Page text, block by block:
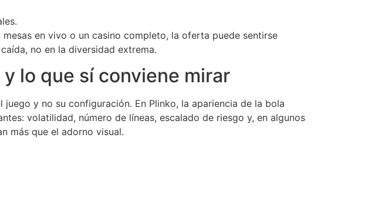
en vivo o un casino completo, la oferta puede sentirse
no en la diversidad extrema.
lo que sí conviene mirar
y no su configuración. En Plinko, la apariencia de la bola
volatilidad, número de líneas, escalado de riesgo y, en algunos
más que el adorno visual.